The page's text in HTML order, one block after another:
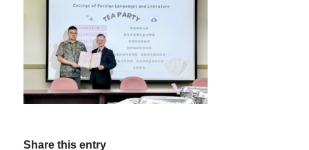
Share this entry